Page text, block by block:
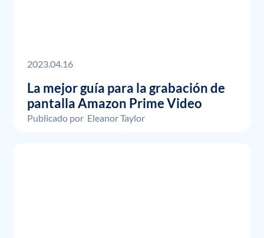
2023.04.16
La mejor guía para la grabación de
pantalla Amazon Prime Video
Publicado por Eleanor Taylor